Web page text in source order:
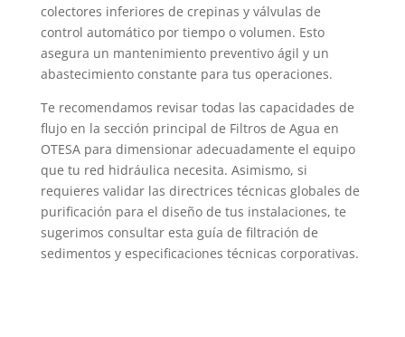
colectores inferiores de crepinas y válvulas de
control automático por tiempo o volumen. Esto
asegura un mantenimiento preventivo ágil y un
abastecimiento constante para tus operaciones.
Te recomendamos revisar todas las capacidades de
flujo en la sección principal de Filtros de Agua en
OTESA para dimensionar adecuadamente el equipo
que tu red hidráulica necesita. Asimismo, si
requieres validar las directrices técnicas globales de
purificación para el diseño de tus instalaciones, te
sugerimos consultar esta guía de filtración de
sedimentos y especificaciones técnicas corporativas.